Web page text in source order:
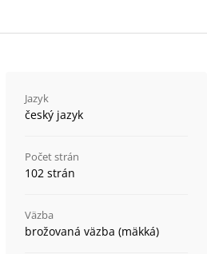
Jazyk
český jazyk
Počet strán
102 strán
Väzba
brožovaná väzba (mäkká)